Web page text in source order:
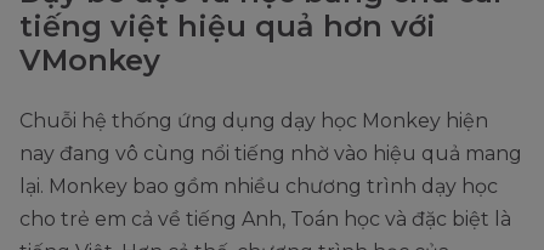
tiếng việt hiệu quả hơn với
VMonkey
Chuỗi hệ thống ứng dụng dạy học Monkey hiện
nay đang vô cùng nổi tiếng nhờ vào hiệu quả mang
lại. Monkey bao gồm nhiều chương trình dạy học
cho trẻ em cả về tiếng Anh, Toán học và đặc biệt là